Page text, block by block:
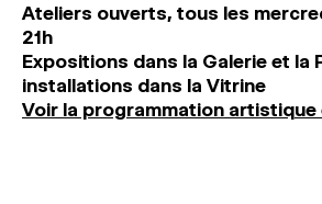
Ateliers ouverts, tous les
21h
Expositions dans la Galerie et la
installations dans la Vitrine
Voir la programmation artistique